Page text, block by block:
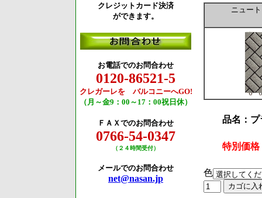
クレジットカード決済
ができます。
お電話でのお問合わせ
0120-86521-5
クレガーレを バルコニーへGO!
（月～金9：00～17：00祝日休）
ＦＡＸでのお問合わせ
0766-54-0347
（２４時間受付）
メールでのお問合わせ
net@nasan.jp
ニュー
品名：プ
特別価格
色